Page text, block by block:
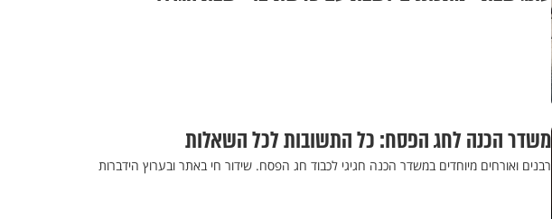
משדר הכנה לחג הפסח: כל התשובות לכל השאלות
רבנים ואורחים מיוחדים במשדר הכנה חגיגי לכבוד חג הפסח. שידור חי באתר ובערוץ הידברות